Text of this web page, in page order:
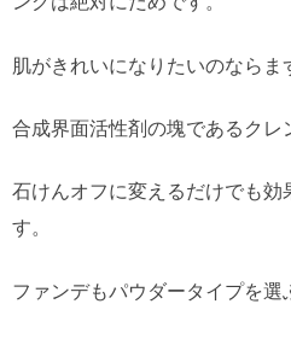
肌がきれいになりたいのならま
合成界面活性剤の塊であるクレ
石けんオフに変えるだけでも効
す。
ファンデもパウダータイプを選